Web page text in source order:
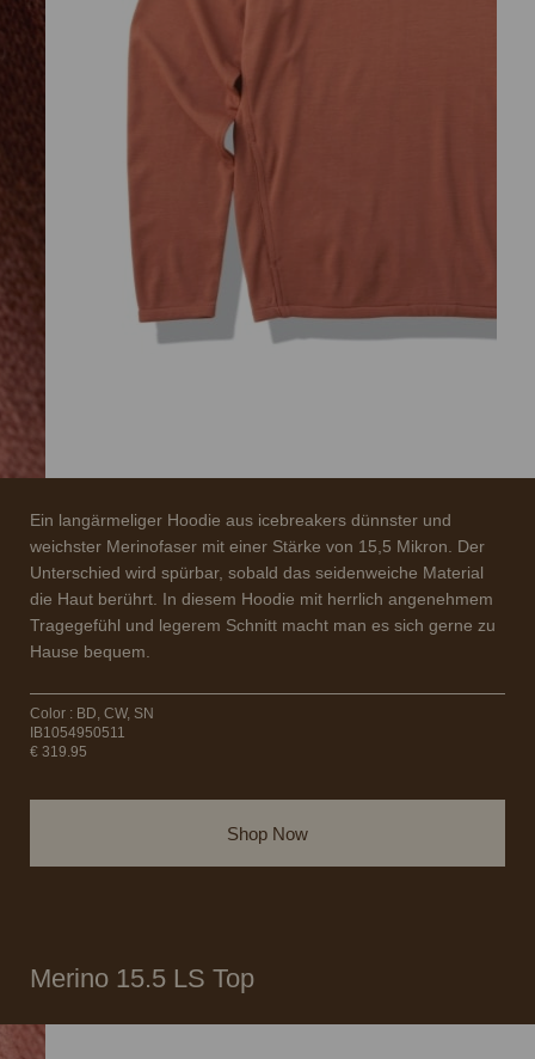
Ein langärmeliger Hoodie aus icebreakers dünnster und
weichster Merinofaser mit einer Stärke von 15,5 Mikron. Der
Unterschied wird spürbar, sobald das seidenweiche Material
die Haut berührt. In diesem Hoodie mit herrlich angenehmem
Tragegefühl und legerem Schnitt macht man es sich gerne zu
Hause bequem.
Color : BD, CW, SN
IB1054950511
€ 319.95
Shop Now
Merino 15.5 LS Top